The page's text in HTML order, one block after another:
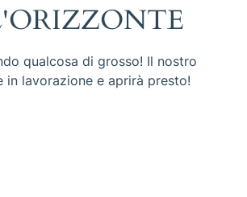
qualcosa di grosso! Il nostro
in lavorazione e aprirà presto!